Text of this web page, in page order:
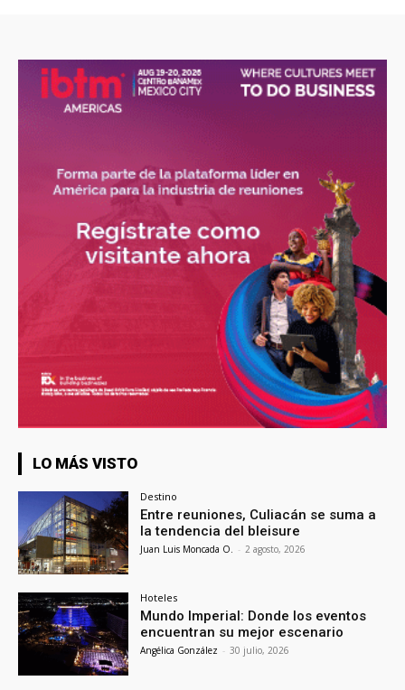
LO MÁS VISTO
Destino
Entre reuniones, Culiacán se suma a
la tendencia del bleisure
Juan Luis Moncada O. - 2 agosto, 2026
Hoteles
Mundo Imperial: Donde los eventos
encuentran su mejor escenario
Angélica González - 30 julio, 2026